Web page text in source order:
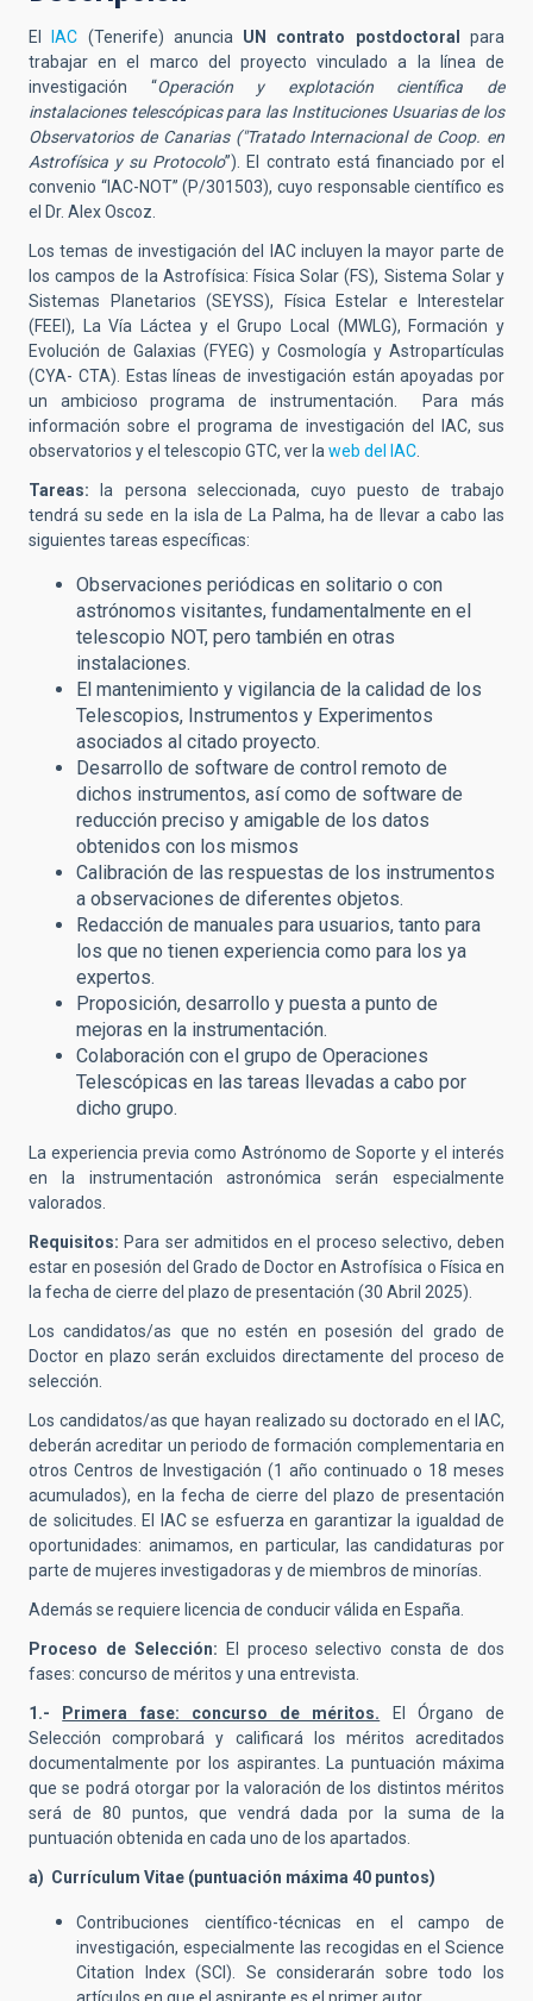
El IAC (Tenerife) anuncia UN contrato postdoctoral
para
trabajar en el marco del proyecto vinculado a la línea de
investigación “Operación y explotación científica de
instalaciones telescópicas para las Instituciones Usuarias de los
Observatorios de Canarias ("Tratado Internacional de Coop. en
Astrofísica y su Protocolo”). El contrato está financiado por el
convenio “IAC-NOT”(P/301503), cuyo responsable científico es
el Dr. Alex Oscoz.
Los temas de investigación del IAC incluyen la mayor parte de
los campos de la Astrofísica: Física Solar (FS), Sistema Solar y
Sistemas Planetarios (SEYSS), Física Estelar e Interestelar
(FEEI), La Vía Láctea y el Grupo Local (MWLG), Formación y
Evolución de Galaxias (FYEG) y Cosmología y Astropartículas
(CYA- CTA). Estas líneas de investigación están apoyadas por
un ambicioso programa de instrumentación.
Para más
información sobre el programa de investigación del IAC, sus
observatorios y el telescopio GTC, ver la web del IAC
Tareas:
la persona seleccionada, cuyo puesto de trabajo
tendrá su sede en la isla de La Palma, ha de llevar a cabo las
siguientes tareas específicas:
Observaciones periódicas en solitario o con
astrónomos visitantes, fundamentalmente en el
telescopio NOT, pero también en otras
instalaciones.
El mantenimiento y vigilancia de la calidad de los
Telescopios, Instrumentos y Experimentos
asociados al citado proyecto.
Desarrollo de software de control remoto de
dichos instrumentos, así como de software de
reducción preciso y amigable de los datos
obtenidos con los mismos
Calibración de las respuestas de los instrumentos
a observaciones de diferentes objetos.
Redacción de manuales para usuarios, tanto para
los que no tienen experiencia como para los ya
expertos.
Proposición, desarrollo y puesta a punto de
mejoras en la instrumentación.
Colaboración con el grupo de Operaciones
Telescópicas en las tareas llevadas a cabo por
dicho grupo.
La experiencia previa como Astrónomo de Soporte y el interés
en la instrumentación astronómica serán especialmente
valorados.
Requisitos: Para ser admitidos en el proceso selectivo, deben
estar en posesión del Grado de Doctor en Astrofísica o Física en
la fecha de cierre del plazo de presentación (30 Abril 2025).
Los candidatos/as que no estén en posesión del grado de
Doctor en plazo serán excluidos directamente del proceso de
selección.
Los candidatos/as que hayan realizado su doctorado en el IAC,
deberán acreditar un periodo de formación complementaria en
otros Centros de Investigación (1 año continuado o 18 meses
acumulados), en la fecha de cierre del plazo de presentación
de solicitudes. El IAC se esfuerza en garantizar la igualdad de
oportunidades: animamos, en particular, las candidaturas por
parte de mujeres investigadoras y de miembros de minorías.
Además se requiere licencia de conducir válida en España.
Proceso de Selección:
El proceso selectivo consta de dos
fases: concurso de méritos y una entrevista.
1.- Primera fase: concurso de méritos. El Órgano de
Selección comprobará y calificará los méritos acreditados
documentalmente por los aspirantes. La puntuación máxima
que se podrá otorgar por la valoración de los distintos méritos
será de 80 puntos, que vendrá dada por la suma de la
puntuación obtenida en cada uno de los apartados.
a) Currículum Vitae (puntuación máxima 40 puntos)
Contribuciones científico-técnicas en el campo de
investigación, especialmente las recogidas en el Science
Citation Index (SCI). Se considerarán sobre todo los